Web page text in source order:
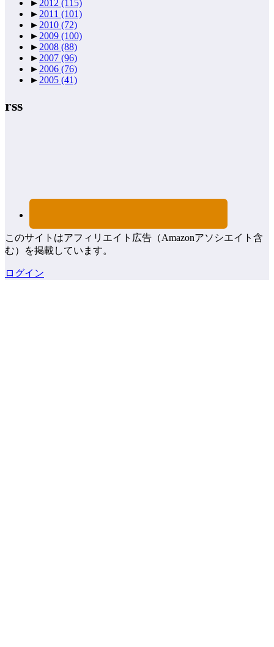
►2012 (115)
►2011 (101)
►2010 (72)
►2009 (100)
►2008 (88)
►2007 (96)
►2006 (76)
►2005 (41)
rss
このサイトはアフィリエイト広告（Amazonアソシエイト含
む）を掲載しています。
ログイン